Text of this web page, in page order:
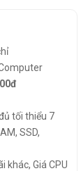
tối thiểu 7
SSD,
khác, Giá CPU